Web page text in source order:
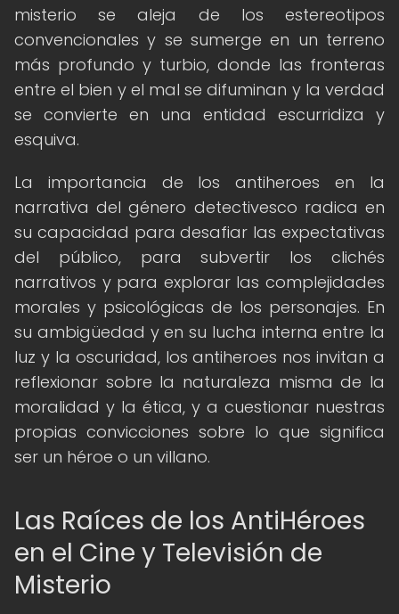
misterio se aleja de los estereotipos
convencionales y se sumerge en un terreno
más profundo y turbio, donde las fronteras
entre el bien y el mal se difuminan y la verdad
se convierte en una entidad escurridiza y
esquiva.
La importancia de los antiheroes en la
narrativa del género detectivesco radica en
su capacidad para desafiar las expectativas
del público, para subvertir los clichés
narrativos y para explorar las complejidades
morales y psicológicas de los personajes. En
su ambigüedad y en su lucha interna entre la
luz y la oscuridad, los antiheroes nos invitan a
reflexionar sobre la naturaleza misma de la
moralidad y la ética, y a cuestionar nuestras
propias convicciones sobre lo que significa
ser un héroe o un villano.
Las Raíces de los AntiHéroes
en el Cine y Televisión de
Misterio